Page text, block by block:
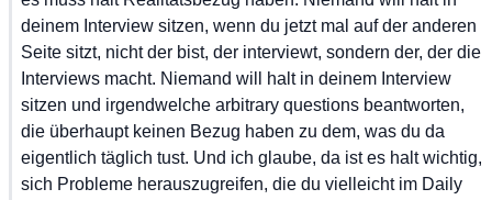
deinem Interview sitzen, wenn du jetzt mal auf der anderen
Seite sitzt, nicht der bist, der interviewt, sondern der, der die
Interviews macht. Niemand will halt in deinem Interview
sitzen und irgendwelche arbitrary questions beantworten,
die überhaupt keinen Bezug haben zu dem, was du da
eigentlich täglich tust. Und ich glaube, da ist es halt wichtig,
sich Probleme herauszugreifen, die du vielleicht im Daily